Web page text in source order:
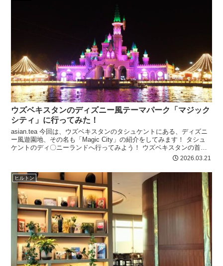
ウズベキスタンのディズニー風テーマパーク「マジック
シティ」に行ってみた！
asian.tea 今回は、ウズベキスタンのタシュケントにある、ディズニ
ー風遊園地、その名も「Magic City」の紹介をしてみます！ タシュ
ケントのディ〇ニーランドへ行ってみよう！ ウズベキスタンの首
2026.03.21
ヒルトン